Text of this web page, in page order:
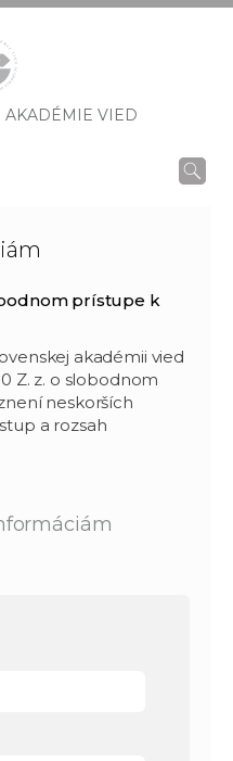
AKADÉMIE VIED
prístupe k
akadémii vied
Z. z. o slobodnom
neskorších
a rozsah